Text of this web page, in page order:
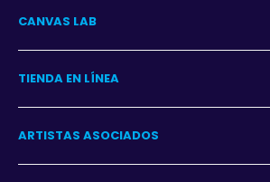
CANVAS LAB
Nuestra Historia
Blog del Arte
Blog Decoración
Contacto
TIENDA EN LÍNEA
Centro de Ayuda
Garantía
ARTISTAS ASOCIADOS
Programa